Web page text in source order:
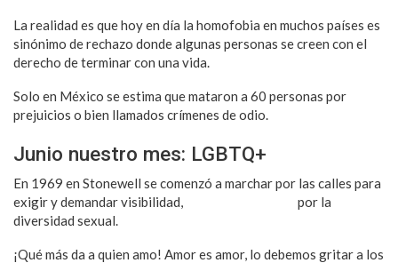
La realidad es que hoy en día la homofobia en muchos países es
sinónimo de rechazo donde algunas personas se creen con el
derecho de terminar con una vida.
Solo en México se estima que mataron a 60 personas por
prejuicios o bien llamados crímenes de odio.
Junio nuestro mes: LGBTQ+
En 1969 en Stonewell se comenzó a marchar por las calles para
exigir y demandar visibilidad,
por la
diversidad sexual.
¡Qué más da a quien amo! Amor es amor, lo debemos gritar a los